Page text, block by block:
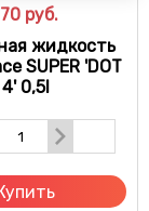
руб.
жидкость
SUPER 'DOT
4' 0,5l